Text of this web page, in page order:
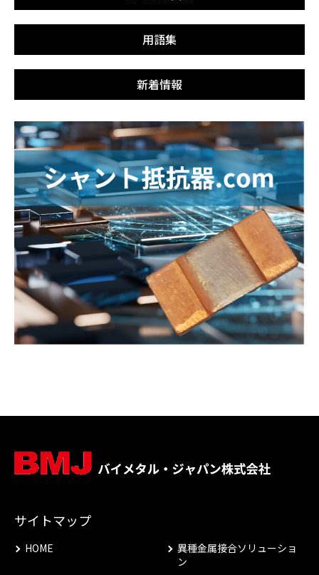
用語集
新着情報
サイトマップ
HOME
異種金属接合ソリューショ
ン